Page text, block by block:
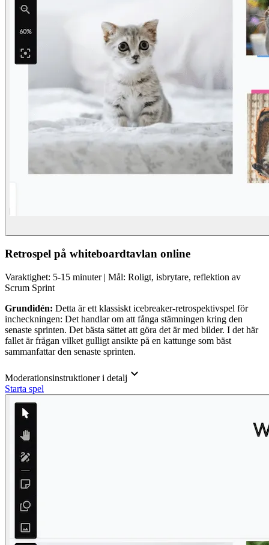
Retrospel på whiteboardtavlan online
Varaktighet: 5-15 minuter | Mål: Roligt, isbrytare, reflektion av
Scrum Sprint
Grundidén: Detta är ett klassiskt icebreaker-retrospektivspel för
incheckningen: Det handlar om att fånga stämningen kring den
senaste sprinten. Det bästa sättet att göra det är med bilder. I det här
fallet är frågan vilket gulligt ansikte på en kattunge som bäst
sammanfattar den senaste sprinten.
Moderationsinstruktioner i detalj
Starta spel